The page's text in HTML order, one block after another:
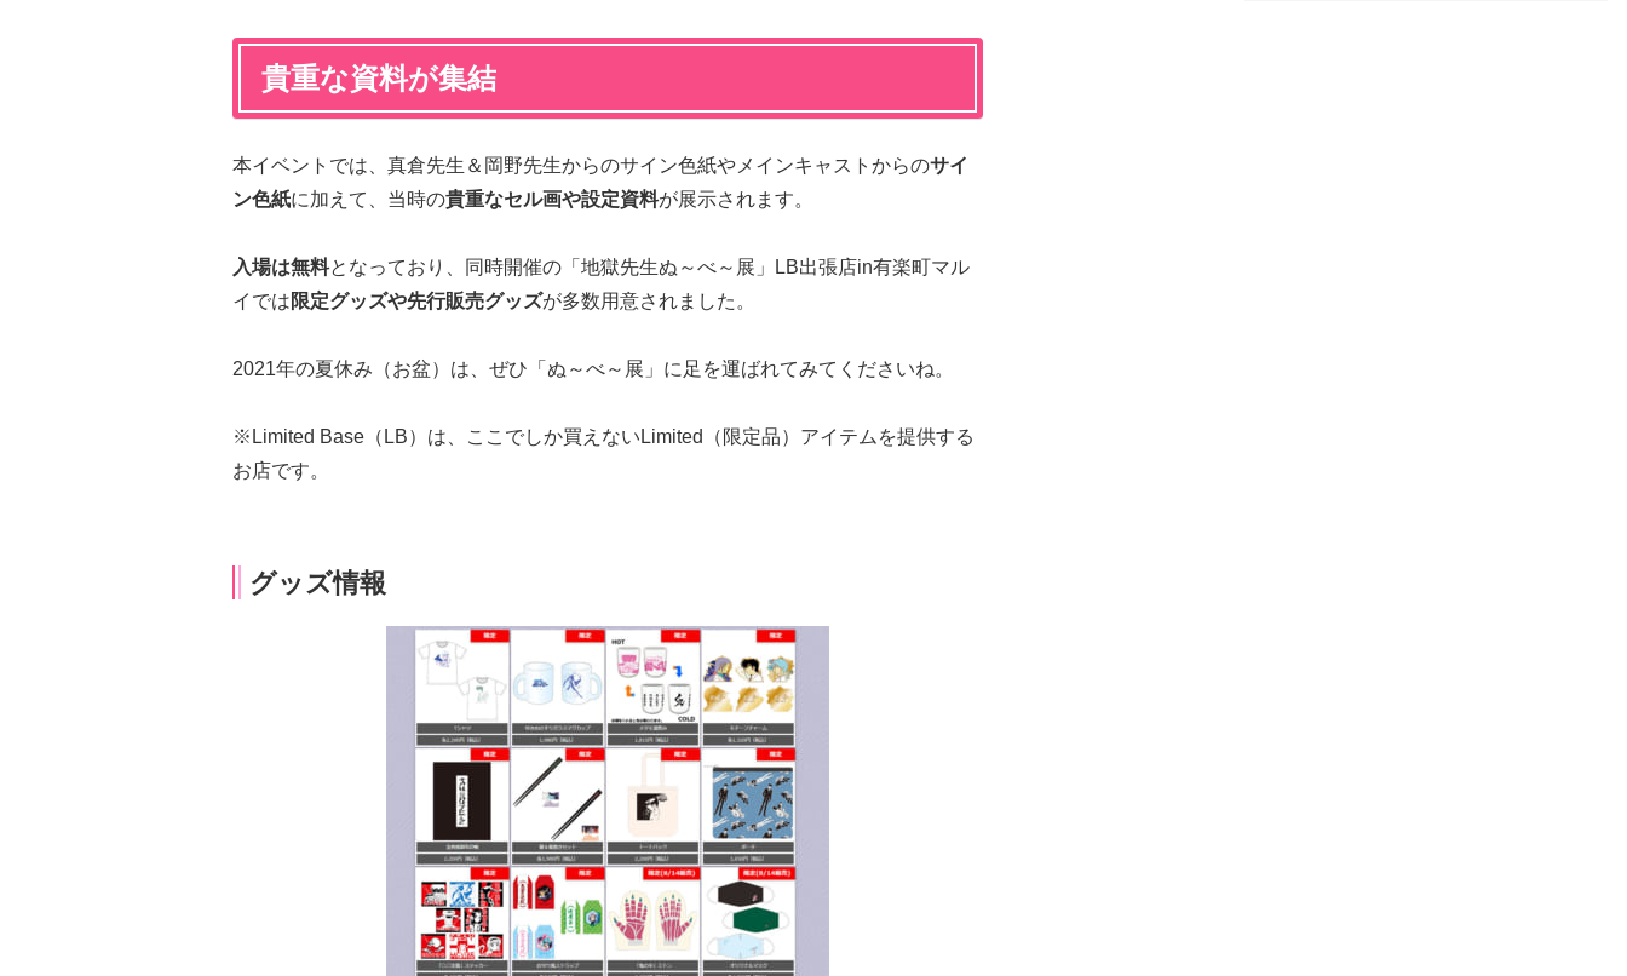
貴重な資料が集結
本イベントでは、真倉先生＆岡野先生からのサイン色紙やメインキャストからのサイ
ン色紙に加えて、当時の貴重なセル画や設定資料が展示されます。
入場は無料となっており、同時開催の「地獄先生ぬ～べ～展」LB出張店in有楽町マル
イでは限定グッズや先行販売グッズが多数用意されました。
2021年の夏休み（お盆）は、ぜひ「ぬ～べ～展」に足を運ばれてみてくださいね。
※Limited Base（LB）は、ここでしか買えないLimited（限定品）アイテムを提供する
お店です。
グッズ情報